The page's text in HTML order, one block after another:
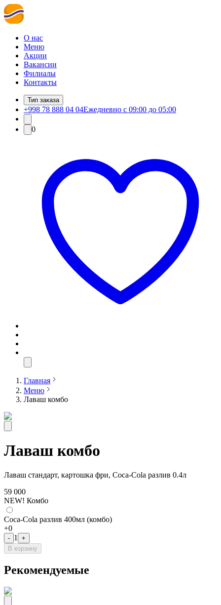
О нас
Меню
Акции
Вакансии
Филиалы
Контакты
Тип заказа
+998 78 888 04 04Ежедневно с 09:00 до 05:00
0
Главная
Меню
Лаваш комбо
Лаваш комбо
Лаваш стандарт, картошка фри, Coca-Cola разлив 0.4л
59 000
NEW! Комбо
Coca-Cola разлив 400мл (комбо)
+0
- 1
+
В корзину
Рекомендуемые